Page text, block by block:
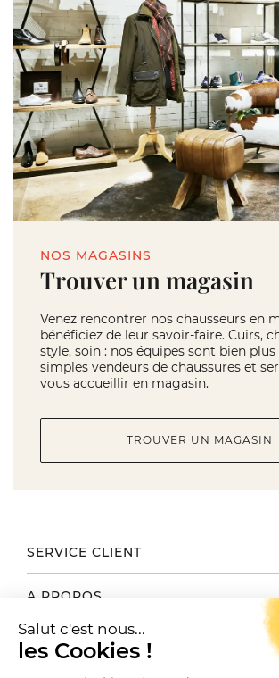
NOS MAGASINS
Trouver un magasin
Venez rencontrer nos chausseurs en
bénéficiez de leur savoir-faire. Cuirs,
style, soin : nos équipes sont bien plus
simples vendeurs de chaussures et
vous accueillir en magasin.
TROUVER UN MAGASIN
SERVICE CLIENT
de 9h à 17h du lundi au vendredi
Email serviceclient@manbow.fr
Téléphone01 78 35 10 20
A PROPOS
Nos engagements
NOUS TROUVER / CONTACTER